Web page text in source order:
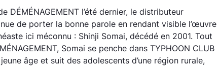
DÉMÉNAGEMENT l’été dernier, le distributeur
de porter la bonne parole en rendant visible l’œuvre
ici méconnu : Shinji Somai, décédé en 2001. Tout
Somai se penche dans TYPHOON CLUB
âge et suit des adolescents d’une région rurale,